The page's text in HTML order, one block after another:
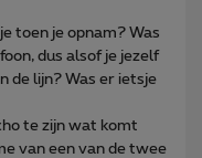
toen je opnam? Was
dus alsof je jezelf
de lijn? Was er ietsje
te zijn wat komt
van een van de twee